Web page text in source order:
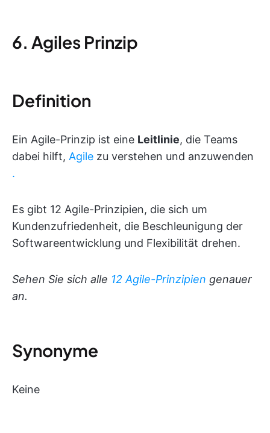
6. Agiles Prinzip
Definition
Ein Agile-Prinzip ist eine Leitlinie, die Teams
dabei hilft, Agile zu verstehen und anzuwenden
.
Es gibt 12 Agile-Prinzipien, die sich um
Kundenzufriedenheit, die Beschleunigung der
Softwareentwicklung und Flexibilität drehen.
Sehen Sie sich alle 12 Agile-Prinzipien genauer
an.
Synonyme
Keine